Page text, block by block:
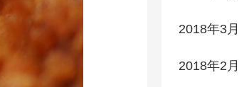
2018年3月
2018年2月